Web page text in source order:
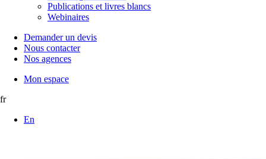
Publications et livres blancs
Webinaires
Demander un devis
Nous contacter
Nos agences
Mon espace
fr
En